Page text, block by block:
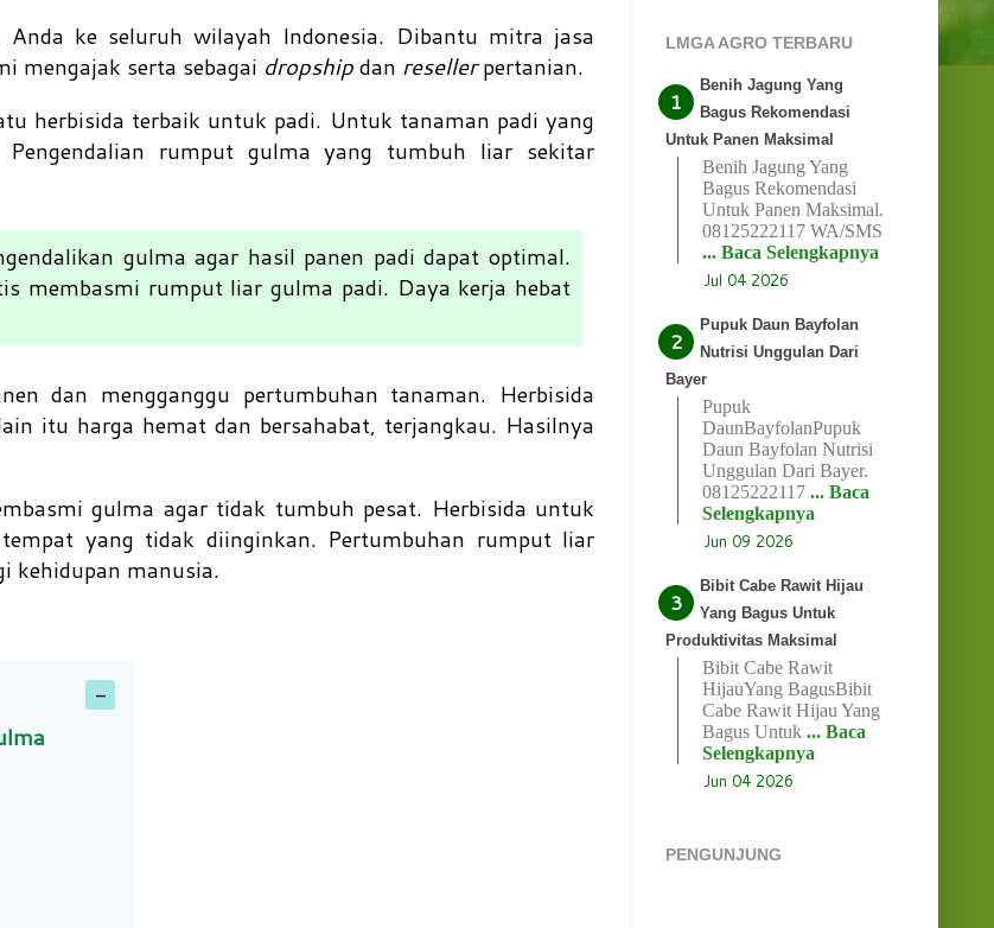
ke seluruh wilayah Indonesia. Dibantu mitra jasa
mengajak serta sebagai dropshipdan resellerpertanian.
herbisida terbaik untuk padi. Untuk tanaman padi yang
rumput gulma yang tumbuh liar sekitar
gulma agar hasil panen padi dapat optimal.
membasmi rumput liar gulma padi. Daya kerja hebat
dan mengganggu pertumbuhan tanaman. Herbisida
itu harga hemat dan bersahabat, terjangkau. Hasilnya
gulma agar tidak tumbuh pesat. Herbisida untuk
yang tidak diinginkan. Pertumbuhan rumput liar
kehidupan manusia.
LMGA AGRO TERBARU
Benih Jagung Yang
Bagus Rekomendasi
Untuk Panen Maksimal
Benih Jagung Yang
Bagus Rekomendasi
Untuk Panen Maksimal.
08125222117 WA/SMS
... Baca Selengkapnya
Jul 04 2026
Pupuk Daun Bayfolan
Nutrisi Unggulan Dari
Bayer
Pupuk
DaunBayfolanPupuk
Daun Bayfolan Nutrisi
Unggulan Dari Bayer.
08125222117 ... Baca
Selengkapnya
Jun 09 2026
Bibit Cabe Rawit Hijau
Yang Bagus Untuk
Produktivitas Maksimal
Bibit Cabe Rawit
HijauYang BagusBibit
Cabe Rawit Hijau Yang
Bagus Untuk ... Baca
Selengkapnya
Jun 04 2026
PENGUNJUNG